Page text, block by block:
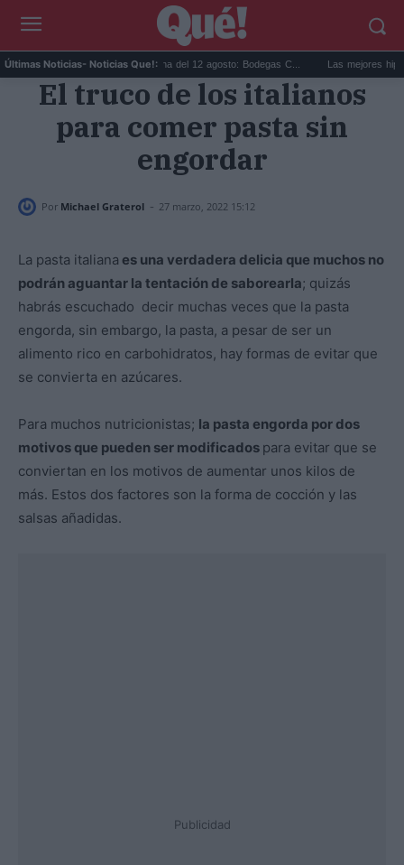
Últimas Noticias- Noticias Que!:
Eclipse solar en Cariñena del 12 agosto: Bodegas C... Las mejores
El truco de los italianos
para comer pasta sin
engordar
Por Michael Graterol - 27 marzo, 2022 15:12
La pasta italiana es una verdadera delicia que muchos no
podrán aguantar la tentación de saborearla; quizás
habrás escuchado decir muchas veces que la pasta
engorda, sin embargo, la pasta, a pesar de ser un
alimento rico en carbohidratos, hay formas de evitar que
se convierta en azúcares.
Para muchos nutricionistas; la pasta engorda por dos
motivos que pueden ser modificados para evitar que se
conviertan en los motivos de aumentar unos kilos de
más. Estos dos factores son la forma de cocción y las
salsas añadidas.
Publicidad